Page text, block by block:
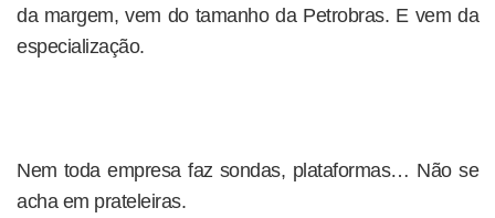
da margem, vem do tamanho da Petrobras. E vem da
especialização.
Nem toda empresa faz sondas, plataformas… Não se
acha em prateleiras.